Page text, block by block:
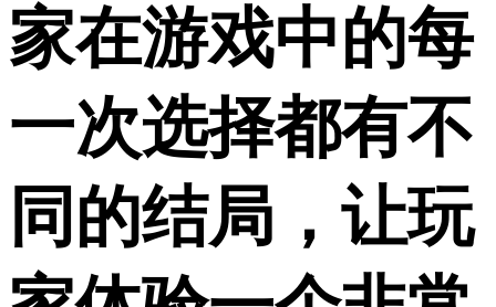
家在游戏中的每
一次选择都有不
同的结局，让玩